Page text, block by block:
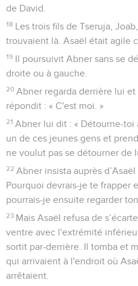
de David.
18
Les trois fils de Tseruja,
trouvaient là. Asaël était agile
19
Il poursuivit Abner sans se
droite ou à gauche.
20 Abner regarda derrière lui et
répondit : « C'est moi. »
21 Abner lui dit : « Détourne-toi
un de ces jeunes gens et
ne voulut pas se détourner de
22 Abner insista auprès
Pourquoi devrais-je te frapper
pourrais-je ensuite regarder
23 Mais Asaël refusa de
ventre avec l'extrémité
sortit par-derrière. Il tomba et
qui arrivaient à l'endroit où
arrêtaient.